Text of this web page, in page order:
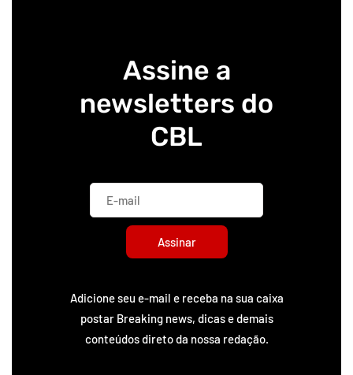
Assine a
newsletters do
CBL
Assinar
Adicione seu e-mail e receba na sua caixa
postar Breaking news, dicas e demais
conteúdos direto da nossa redação.